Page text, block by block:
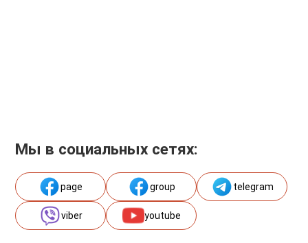
Мы в социальных сетях:
page group telegram
viber youtube